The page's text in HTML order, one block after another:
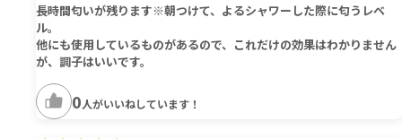
長時間匂いが残ります※朝つけて、よるシャワーした際に匂うレベ
ル。
他にも使用しているものがあるので、これだけの効果はわかりません
が、調子はいいです。
0人がいいねしています！